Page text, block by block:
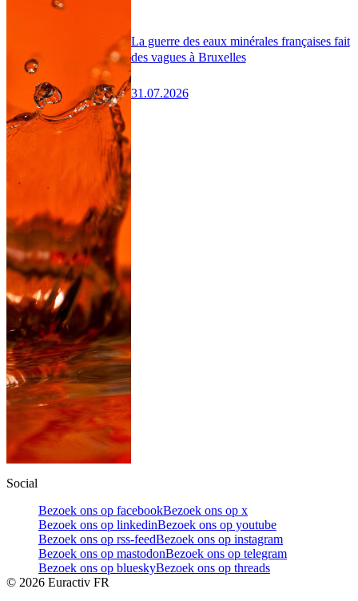
La guerre des eaux minérales françaises fait
des vagues à Bruxelles
31.07.2026
Social
Bezoek ons op facebookBezoek ons op x
Bezoek ons op linkedinBezoek ons op youtube
Bezoek ons op rss-feedBezoek ons op instagram
Bezoek ons op mastodonBezoek ons op telegram
Bezoek ons op blueskyBezoek ons op threads
© 2026 Euractiv FR